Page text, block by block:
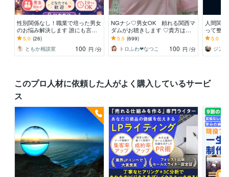
性別関係なし！職業で培った男女
のお悩み解決します 誰にも言え
ない気持ち、責めずにゆっくり受
け止めます
5.0 (26)
ともか相談室
100 円 /分
NGナシ♡男女OK 頼れる関西マ
ダムがお聴きします ♡貴方はロ
ケット♡エネルギーの発射基地♡
NATSUKO♡
5.0 (699)
トロふわ❤なつこ
100 円 /分
人間関
って整
へ。テ
しょう。
5.0
このプロ人材に依頼した人がよく購入しているサービ
ス